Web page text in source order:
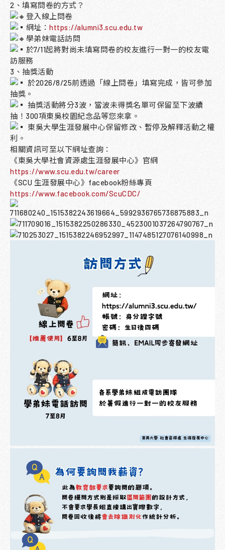
2、填寫問卷的方式？
登入線上問卷
網址： https://alumni3.scu.edu.tw
學弟妹電話訪問
於7/11起將對尚未填寫問卷的校友進行一對一的校友電
訪服務
3、抽獎活動
於2026/8/25前透過「線上問卷」填寫完成，皆可參加
抽獎。
抽獎活動將分3波，當波未得獎名單可保留至下波續
抽！300項東吳校園紀念品等您來拿。
東吳大學生涯發展中心保留修改、暫停及解釋活動之權
利。
相關資訊可至以下網址查詢：
《東吳大學社會資源處生涯發展中心》官網
https://www.scu.edu.tw/career
《SCU 生涯發展中心》facebook粉絲專頁
https://www.facebook.com/ScuCDC/